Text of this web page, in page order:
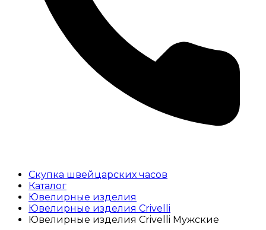
Скупка швейцарских часов
Каталог
Ювелирные изделия
Ювелирные изделия Crivelli
Ювелирные изделия Crivelli Мужские